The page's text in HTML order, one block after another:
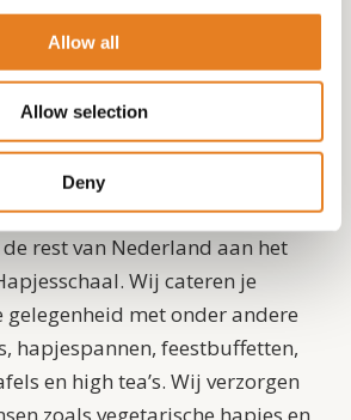
Allow all
Allow selection
Deny
WARME HAPJES
en zoek je een uitstekende,
cateraar? Dan ben je voor
de rest van Nederland aan het
Wij cateren je
gelegenheid met onder andere
hapjespannen, feestbuffetten,
en high tea’s. Wij verzorgen